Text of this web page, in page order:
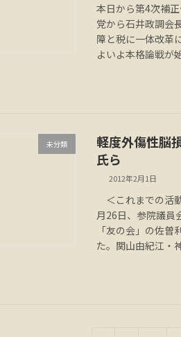
本日から第4次補
党から石井政調会
障と税に一体改革
よいよ本格論戦が
未分類
軽度外傷性脳
氏ら
2012年2月1日
＜これまでの活
月26日、参院議員
「友の会」の佐
た。関山由紀江・